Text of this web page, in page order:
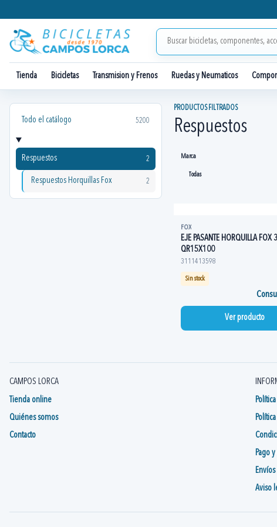
Tienda Bicicletas Transmision y Frenos Ruedas y Neumaticos
Todo el catálogo 5200
Respuestos 2
Respuestos Horquillas Fox 2
PRODUCTOS FILTRADOS
Respuestos
Marca
FOX
EJE PASANTE HORQUILLA FOX
QR15X100
3111413598
Sin stock
Ver producto
CAMPOS LORCA
Tienda online
Quiénes somos
Contacto
Pago
Envíos
Aviso